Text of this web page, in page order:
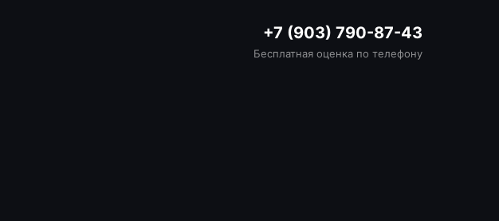
+7 (903) 790-87-43
Бесплатная оценка по телефону